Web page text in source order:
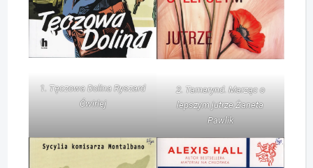
1. Tęczowa Dolina Ryszard
Ćwirlej
2. Tamarynd. Marząc o
lepszym jutrze Żaneta
Pawlik